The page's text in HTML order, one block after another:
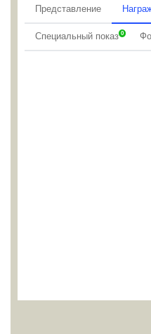
Представление
Специальный показ 0